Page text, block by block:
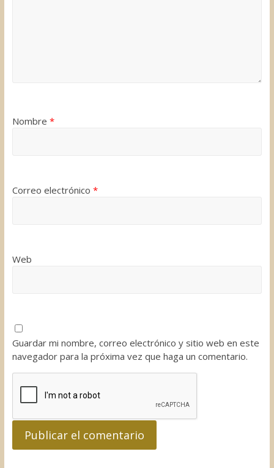
Nombre *
Correo electrónico *
Web
Guardar mi nombre, correo electrónico y sitio web en este
navegador para la próxima vez que haga un comentario.